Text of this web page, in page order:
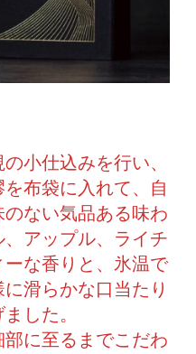
小仕込みを行い、
布袋に入れて、自
ない気品ある味わ
アップル、ライチ
な香りと、氷温で
滑らかな口当たり
した。
に至るまでこだわ